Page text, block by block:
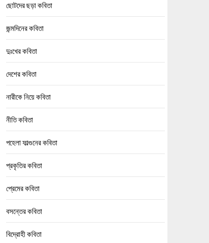
ছোটদের ছড়া কবিতা
জন্মদিনের কবিতা
দুঃখের কবিতা
দেশের কবিতা
নারীকে নিয়ে কবিতা
নীতি কবিতা
পহেলা ফাল্গুনের কবিতা
প্রকৃতির কবিতা
প্রেমের কবিতা
বসন্তের কবিতা
বিদ্রোহী কবিতা